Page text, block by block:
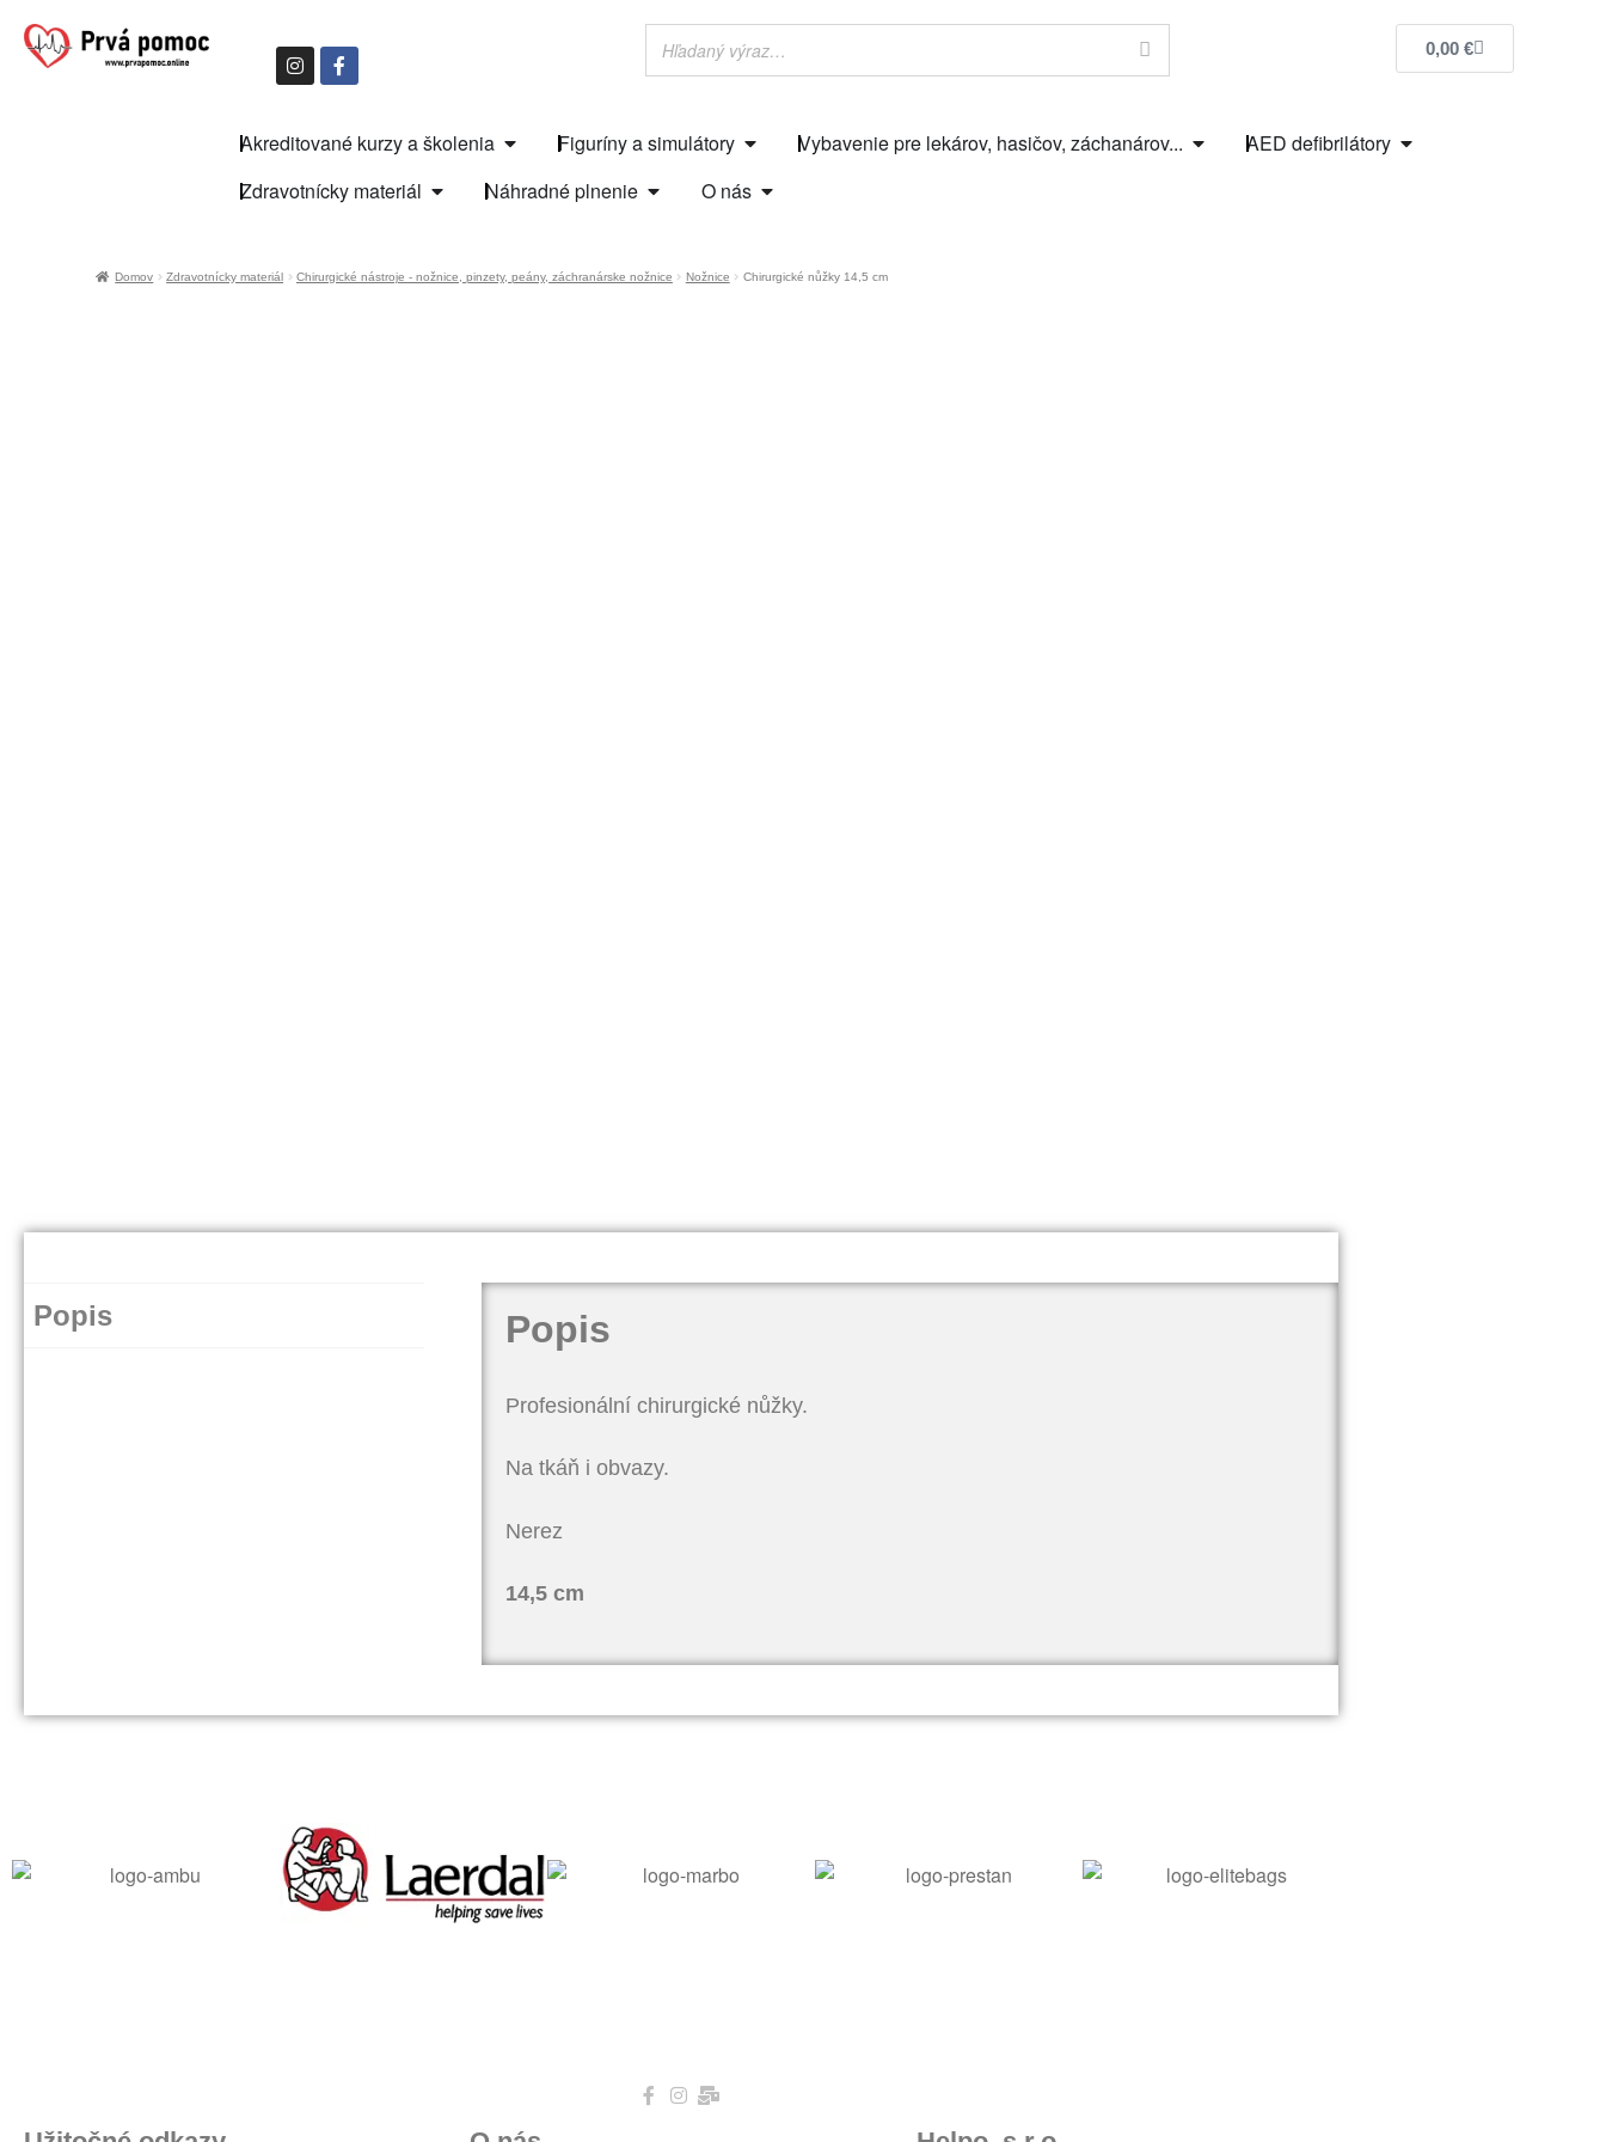
0,00 €
Akreditované kurzy a školenia Figuríny a simulátory Vybavenie pre lekárov, hasičov, záchanárov...
AED defibrilátory
Zdravotnícky materiál
Náhradné plnenie O nás
Domov Zdravotnícky materiál Chirurgické nástroje - nožnice, pinzety, peány, záchranárske nožnice Nožnice Chirurgické nůžky 14,5 cm
Popis Popis
Profesionální chirurgické nůžky.
Na tkáň i obvazy.
Nerez
14,5 cm